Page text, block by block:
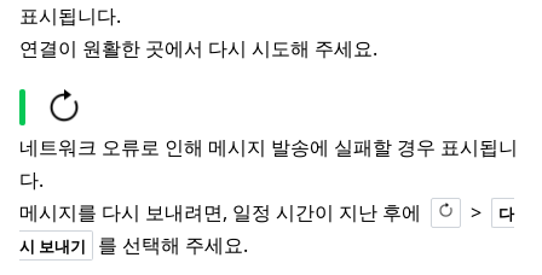
표시됩니다.
연결이 원활한 곳에서 다시 시도해 주세요.
네트워크 오류로 인해 메시지 발송에 실패할 경우 표시됩니
다.
메시지를 다시 보내려면, 일정 시간이 지난 후에
>
다
시 보내기
를 선택해 주세요.